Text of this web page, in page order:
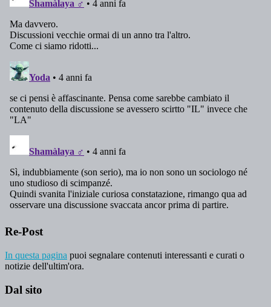
Re-Post
In questa pagina puoi segnalare contenuti interessanti e curati o
notizie dell'ultim'ora.
Dal sito